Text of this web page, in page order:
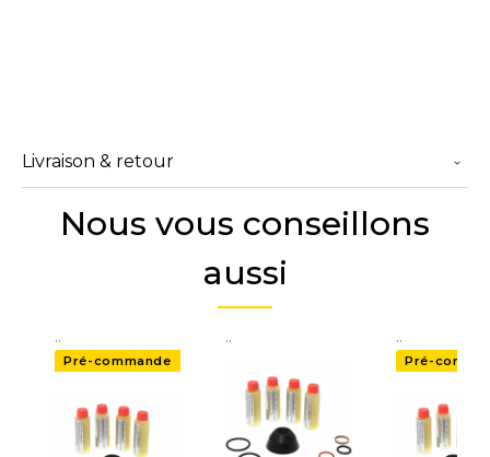
Livraison & retour
Nous vous conseillons
aussi
..
Pré-commande
.. ..
Pré-